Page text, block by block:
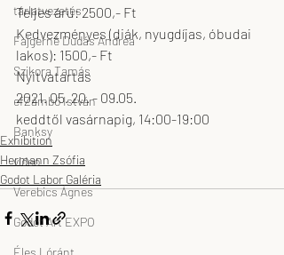
tárlatvezetés
Fajgerné Dudás Andrea
Szikora Tamás
efZámbó István
Banksy
video
Verebics Ágnes
Godot Art EXPO
Éles Lóránt
Teljes árú: 2500,- Ft
Kedvezményes (diák, nyugdíjas, óbudai
lakos): 1500,- Ft
Nyitvatartás
2021. 05. 20. - 09.05.
keddtől vasárnapig, 14:00-19:00
Exhibition
Hermann Zsófia
Godot Labor Galéria